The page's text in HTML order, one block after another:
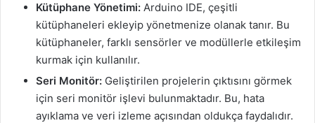
Kütüphane Yönetimi: Arduino IDE, çeşitli
kütüphaneleri ekleyip yönetmenize olanak tanır. Bu
kütüphaneler, farklı sensörler ve modüllerle etkileşim
kurmak için kullanılır.
Seri Monitör: Geliştirilen projelerin çıktısını görmek
için seri monitör işlevi bulunmaktadır. Bu, hata
ayıklama ve veri izleme açısından oldukça faydalıdır.